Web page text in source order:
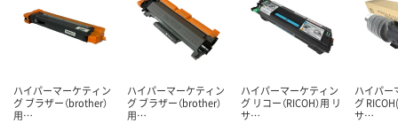
ハイパーマーケティン
グ ブラザー（brother）
用…
ハイパーマーケティン
グ ブラザー（brother）
用…
ハイパーマーケティン
グ リコー（RICOH）用 リ
サ…
ハイパー
グ
サ…